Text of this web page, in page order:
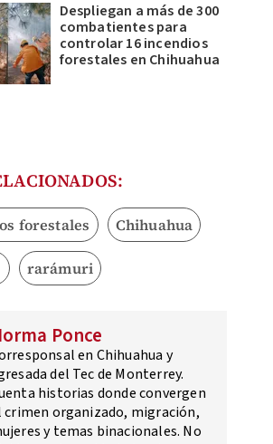
Despliegan a más de 300
combatientes para
controlar 16 incendios
forestales en Chihuahua
forestales Chihuahua
rarámuri
Ponce
en Chihuahua y
del Tec de Monterrey.
historias donde convergen
crimen organizado, migración,
y temas binacionales. No